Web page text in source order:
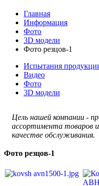
Главная
Информация
Фото
3D модели
Фото резцов-1
Испытания
Видео
Фото
3D модели
Цель нашей компании -
ассортимента товаров и
качестве обслуживания.
Фото резцов-1